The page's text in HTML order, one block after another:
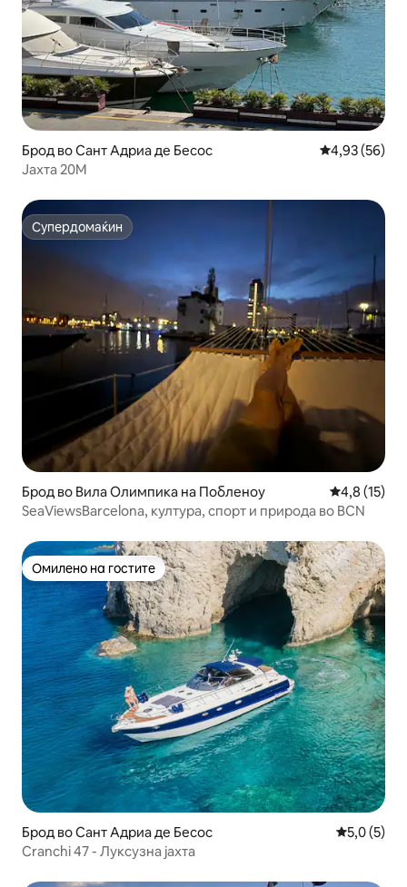
Брод во Сант Адриа де Бесос Просечна
4,93 (56)
Јахта 20М
Супердомаќин
Супердомаќин
Брод во Вила Олимпика на Побленоу Просечна
4,8 (15)
SeaViewsBarcelona, култура, спорт и природа во BCN
Омилено на гостите
Омилено на гостите
Брод во Сант Адриа де Бесос Просечна
5,0 (5)
Cranchi 47 - Луксузна јахта